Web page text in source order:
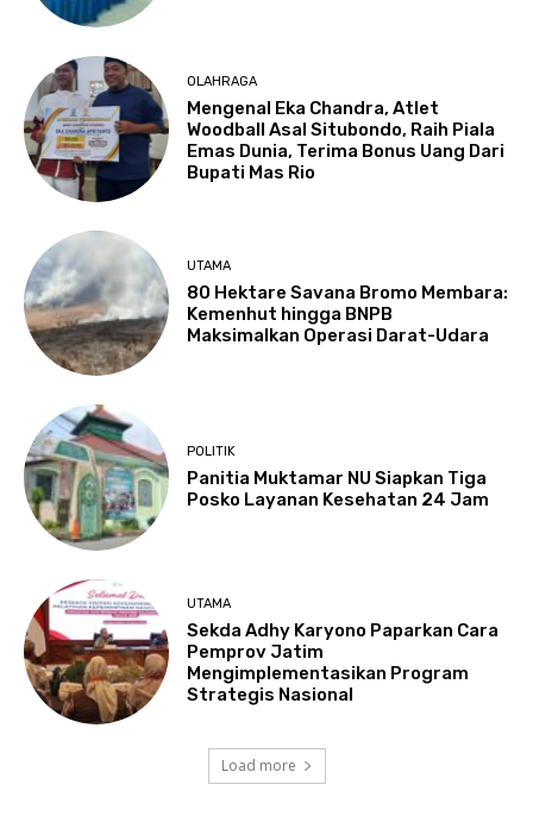
OLAHRAGA
Mengenal Eka Chandra, Atlet
Woodball Asal Situbondo, Raih Piala
Emas Dunia, Terima Bonus Uang Dari
Bupati Mas Rio
UTAMA
80 Hektare Savana Bromo Membara:
Kemenhut hingga BNPB
Maksimalkan Operasi Darat-Udara
POLITIK
Panitia Muktamar NU Siapkan Tiga
Posko Layanan Kesehatan 24 Jam
UTAMA
Sekda Adhy Karyono Paparkan Cara
Pemprov Jatim
Mengimplementasikan Program
Strategis Nasional
Load more